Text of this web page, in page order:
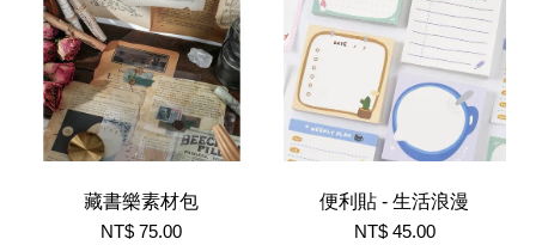
藏書樂素材包
NT$ 75.00
便利貼 - 生活浪漫
NT$ 45.00